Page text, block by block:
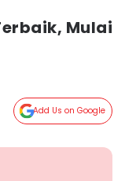
Mulai
Add Us on Google